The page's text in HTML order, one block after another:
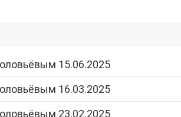
15.06.2025
16.03.2025
23.02.2025